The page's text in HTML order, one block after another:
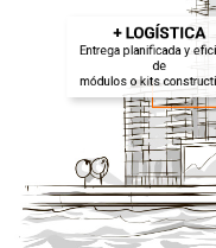
+ LOGÍSTICA
Entrega planificada y
de
módulos o kits